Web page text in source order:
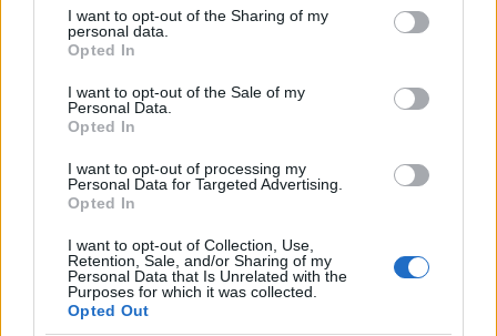
not limited to your visit or usage behaviour. You may click to
grant or deny consent to Google and its third-party tags to
use your data for below specified purposes in below Google
consent section.
I want to opt-out of the Sharing of my
personal data.
Opted In
I want to opt-out of the Sale of my
Personal Data.
Opted In
I want to opt-out of processing my
Personal Data for Targeted Advertising.
Opted In
I want to opt-out of Collection, Use,
Retention, Sale, and/or Sharing of my
Personal Data that Is Unrelated with the
Purposes for which it was collected.
Opted Out
da allora firma approfondimenti sui motori. In
redazione sostiene un approccio metodico alle
prove su pista, cura il format 'tecnica e
debutto tecnico in autodromo.